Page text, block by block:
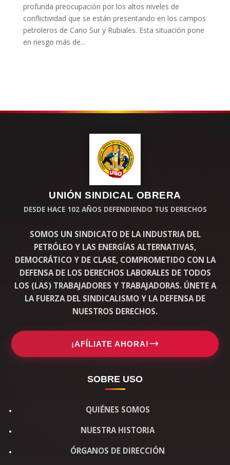
profunda preocupación por los altos niveles de
conflictividad que se están presentando en los campos
petroleros de Cano Sur y Rubiales. Esta situación pone
en riesgo más de...
UNIÓN SINDICAL OBRERA
DESDE HACE 102 AÑOS DEFENDIENDO TUS DERECHOS
SOMOS UN SINDICATO DE LA INDUSTRIA DEL
PETRÓLEO Y LAS ENERGÍAS ALTERNATIVAS,
DEMOCRÁTICO Y DE CLASE, COMPROMETIDO CON LA
DEFENSA DE LOS DERECHOS LABORALES DE TODOS
LOS (LAS) TRABAJADORES Y TRABAJADORAS. ÚNETE A
LA FUERZA DEL SINDICALISMO Y LA DEFENSA DE
NUESTROS DERECHOS.
¡AFÍLIATE AHORA!
SOBRE USO
QUIÉNES SOMOS
NUESTRA HISTORIA
ÓRGANOS DE DIRECCIÓN